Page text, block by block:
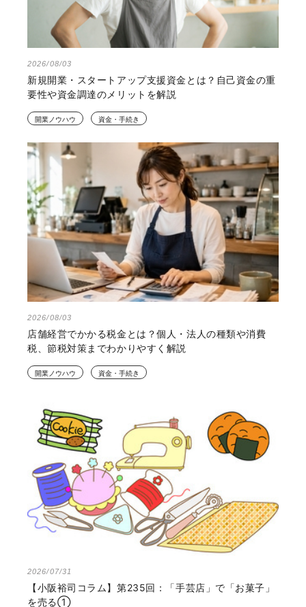
2026/08/03
新規開業・スタートアップ支援資金とは？自己資金の重
要性や資金調達のメリットを解説
開業ノウハウ 資金・手続き
2026/08/03
店舗経営でかかる税金とは？個人・法人の種類や消費
税、節税対策までわかりやすく解説
開業ノウハウ 資金・手続き
2026/07/31
【小阪裕司コラム】第235回：「手芸店」で「お菓子」
を売る①